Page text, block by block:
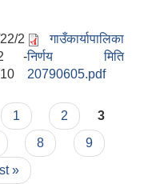
2
-
गाउँकार्यापालिका
निर्णय मिति
20790605.pdf
1 2
3
8
9
»